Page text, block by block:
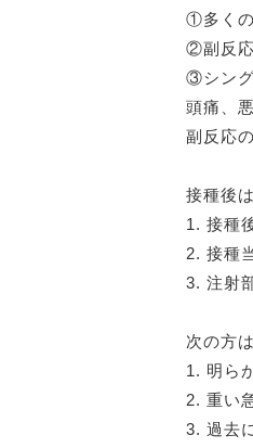
①多くの
②副反応
③シング
頭痛、
副反応
接種後
1. 接種
2. 接種
3. 注射
次の方
1. 明ら
2. 重い
3. 過去